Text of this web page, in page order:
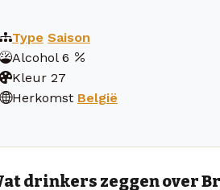
Type Saison
Alcohol 6
Kleur 27
Herkomst België
drinkers zeggen over